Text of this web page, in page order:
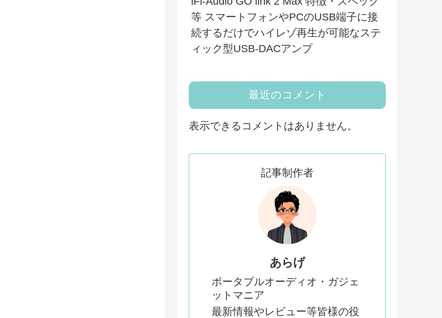
等 スマートフォンやPCのUSB端子に接
続するだけでハイレゾ再生が可能なステ
ィック型USB-DACアンプ
最近のコメント
表示できるコメントはありません。
記事制作者
あらげ
ポータブルオーディオ・ガジェ
ットマニア
最新情報やレビュー等皆様の役